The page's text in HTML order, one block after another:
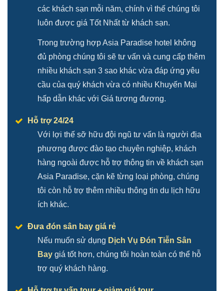
các khách sạn mỗi năm, chính vì thế chúng tôi
luôn được giá Tốt Nhất từ khách sạn.
Trong trường hợp Asia Paradise hotel không
đủ phòng chúng tôi sẽ tư vấn và cung cấp thêm
nhiều khách sạn 3 sao khác vừa đáp ứng yêu
cầu của quý khách vừa có nhiều Khuyến Mại
hấp dẫn khác với Giá tương đương.
Hỗ trợ 24/24
Với lợi thế sỡ hữu đội ngũ tư vấn là người địa
phương được đào tạo chuyên nghiệp, khách
hàng ngoài được hỗ trợ thông tin về khách sạn
Asia Paradise, cặn kẽ từng loại phòng, chúng
tôi còn hỗ trợ thêm nhiều thông tin du lịch hữu
ích khác.
Đưa đón sân bay giá rẻ
Nếu muốn sử dụng Dịch Vụ Đón Tiễn Sân
Bay giá tốt hơn, chúng tôi hoàn toàn có thể hỗ
trợ quý khách hàng.